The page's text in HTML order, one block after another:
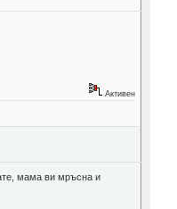
Активен
мама ви мръсна и